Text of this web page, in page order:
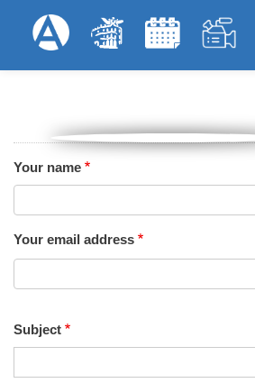
to
Menú Superior
Your name
Your email address
Subject